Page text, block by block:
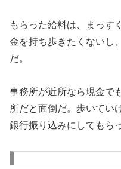
もらった給料は、まっす
金を持ち歩きたくないし
だ。
事務所が近所なら現金で
所だと面倒だ。歩いてい
銀行振り込みにしてもら